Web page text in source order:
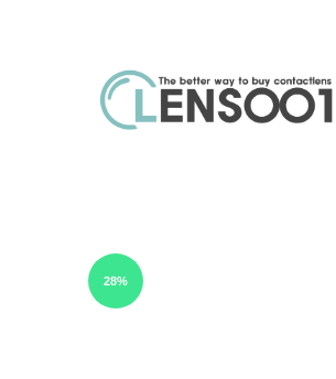
추
천
28%